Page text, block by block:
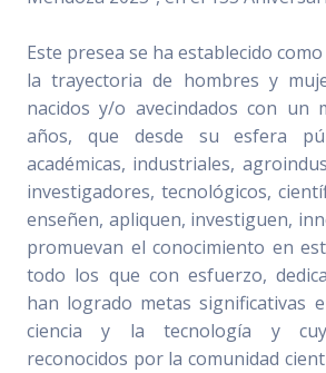
Este presea se ha establecido
la trayectoria de hombres y
nacidos y/o avecindados con un
años, que desde su esfera
académicas, industriales,
investigadores, tecnológicos,
enseñen, apliquen, investiguen,
promuevan el conocimiento en
todo los que con esfuerzo,
han logrado metas significativas
ciencia y la tecnología y
reconocidos por la comunidad